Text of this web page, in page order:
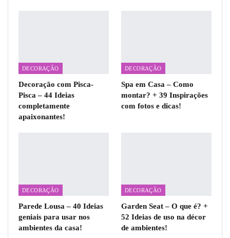
DECORAÇÃO
Decoração com Pisca-
Pisca – 44 Ideias
completamente
apaixonantes!
DECORAÇÃO
Spa em Casa – Como
montar? + 39 Inspirações
com fotos e dicas!
DECORAÇÃO
Parede Lousa – 40 Ideias
geniais para usar nos
ambientes da casa!
DECORAÇÃO
Garden Seat – O que é? +
52 Ideias de uso na décor
de ambientes!